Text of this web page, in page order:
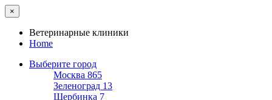
×
Ветеринарные клиники
Home
Выберите город
Москва 865
Зеленоград 13
Щербинка 7